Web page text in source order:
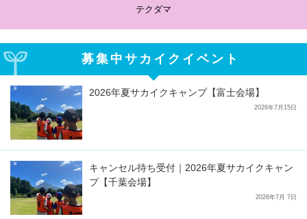
テクダマ
募集中サカイクイベント
2026年夏サカイクキャンプ【富士会場】
2026年7月15日
キャンセル待ち受付｜2026年夏サカイクキャン
プ【千葉会場】
2026年7月 7日